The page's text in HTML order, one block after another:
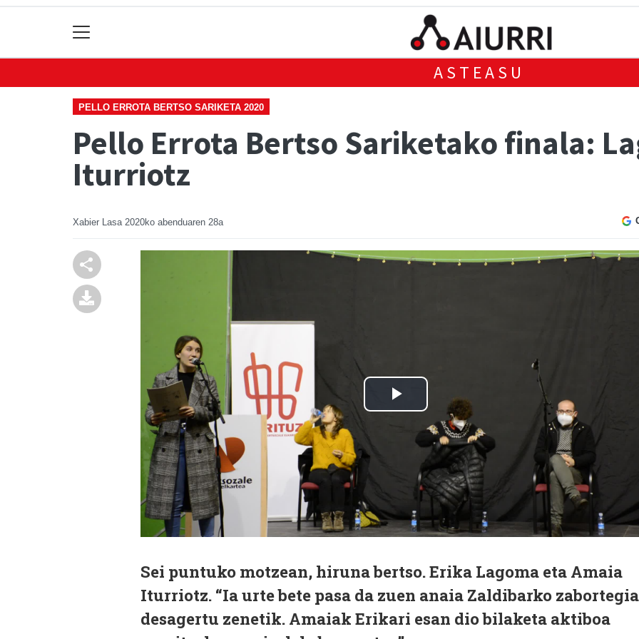
ASTEASU
PELLO ERROTA BERTSO SARIKETA 2020
Pello Errota Bertso Sariketako finala:
Iturriotz
Xabier Lasa 2020ko abenduaren 28a
Sei puntuko motzean, hiruna bertso. Erika Lagoma eta Amaia
Iturriotz. “Ia urte bete pasa da zuen anaia Zaldibarko
desagertu zenetik. Amaiak Erikari esan dio bilaketa aktiboa